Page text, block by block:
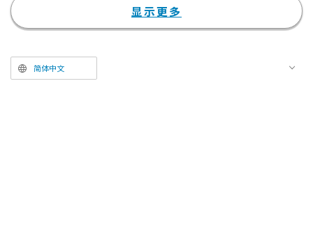
同时，以片头曲"GO GHOST"为主
打的第5弹宣传视频也正式公开。
可一窥主角草薙素子等"公安9
课"成员的各种表情，以及本作恢
显示更多
简体中文